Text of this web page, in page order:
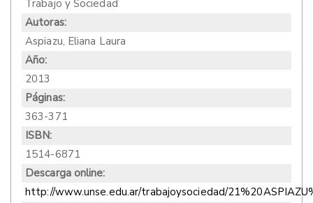
Trabajo y Sociedad
Autoras:
Aspiazu, Eliana Laura
Año:
2013
Páginas:
363-371
ISBN:
1514-6871
Descarga online:
http://www.unse.edu.ar/trabajoysociedad/